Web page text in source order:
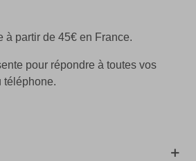
à partir de 45€ en France.
pour répondre à toutes vos
téléphone.